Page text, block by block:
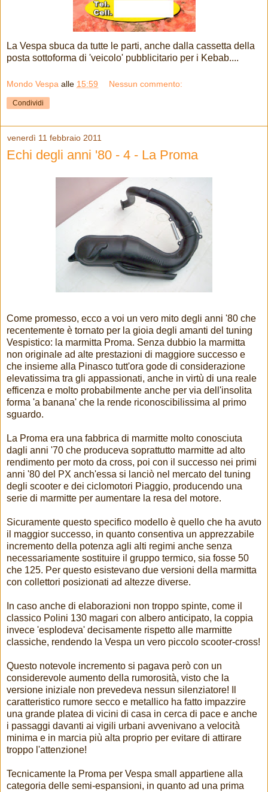
La Vespa sbuca da tutte le parti, anche dalla cassetta della
posta sottoforma di 'veicolo' pubblicitario per i Kebab....
Mondo Vespa alle 15:59 Nessun commento:
Condividi
venerdì 11 febbraio 2011
Echi degli anni '80 - 4 - La Proma
Come promesso, ecco a voi un vero mito degli anni '80 che
recentemente è tornato per la gioia degli amanti del tuning
Vespistico: la marmitta Proma. Senza dubbio la marmitta
non originale ad alte prestazioni di maggiore successo e
che insieme alla Pinasco tutt'ora gode di considerazione
elevatissima tra gli appassionati, anche in virtù di una reale
efficenza e molto probabilmente anche per via dell'insolita
forma 'a banana' che la rende riconoscibilissima al primo
sguardo.
La Proma era una fabbrica di marmitte molto conosciuta
dagli anni '70 che produceva soprattutto marmitte ad alto
rendimento per moto da cross, poi con il successo nei primi
anni '80 del PX anch'essa si lanciò nel mercato del tuning
degli scooter e dei ciclomotori Piaggio, producendo una
serie di marmitte per aumentare la resa del motore.
Sicuramente questo specifico modello è quello che ha avuto
il maggior successo, in quanto consentiva un apprezzabile
incremento della potenza agli alti regimi anche senza
necessariamente sostituire il gruppo termico, sia fosse 50
che 125. Per questo esistevano due versioni della marmitta
con collettori posizionati ad altezze diverse.
In caso anche di elaborazioni non troppo spinte, come il
classico Polini 130 magari con albero anticipato, la coppia
invece 'esplodeva' decisamente rispetto alle marmitte
classiche, rendendo la Vespa un vero piccolo scooter-cross!
Questo notevole incremento si pagava però con un
considerevole aumento della rumorosità, visto che la
versione iniziale non prevedeva nessun silenziatore! Il
caratteristico rumore secco e metallico ha fatto impazzire
una grande platea di vicini di casa in cerca di pace e anche
i passaggi davanti ai vigili urbani avvenivano a velocità
minima e in marcia più alta proprio per evitare di attirare
troppo l'attenzione!
Tecnicamente la Proma per Vespa small appartiene alla
categoria delle semi-espansioni, in quanto ad una prima